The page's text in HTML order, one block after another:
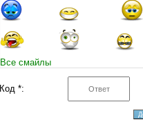
Все смайлы
Код *: